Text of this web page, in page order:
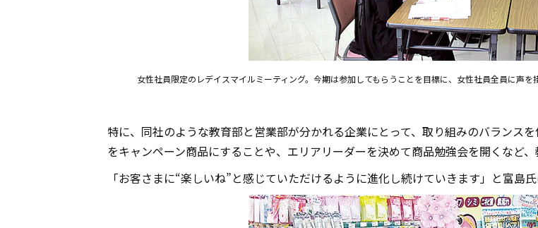
女性社員限定のレデイスマイルミーティング。今期は参加してもらうことを目標に、女性社員全員に声
特に、同社のような教育部と営業部が分かれる企業にとって、取り組みのバランス
をキャンペーン商品にすることや、エリアリーダーを決めて商品勉強会を開くなど
「お客さまに“楽しいね”と感じていただけるように進化し続けていきます」と富島氏